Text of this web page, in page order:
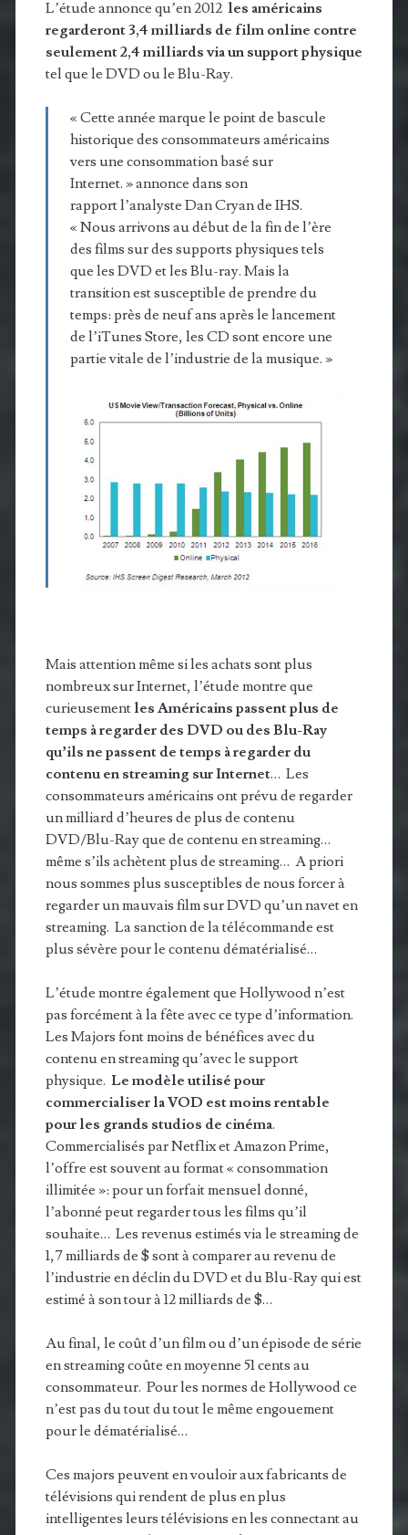
L’étude annonce qu’en 2012 les américains
regarderont 3,4 milliards de film online contre
seulement 2,4 milliards via un support physique
tel que le DVD ou le Blu-Ray.
« Cette année marque le point de bascule
historique des consommateurs américains
vers une consommation basé sur
Internet. » annonce dans son
rapport l’analyste Dan Cryan de IHS.
« Nous arrivons au début de la fin de l’ère
des films sur des supports physiques tels
que les DVD et les Blu-ray. Mais la
transition est susceptible de prendre du
temps: près de neuf ans après le lancement
de l’iTunes Store, les CD sont encore une
partie vitale de l’industrie de la musique. »
Mais attention même si les achats sont plus
nombreux sur Internet, l’étude montre que
curieusement les Américains passent plus de
temps à regarder des DVD ou des Blu-Ray
qu’ils ne passent de temps à regarder du
contenu en streaming sur Internet… Les
consommateurs américains ont prévu de regarder
un milliard d’heures de plus de contenu
DVD/Blu-Ray que de contenu en streaming…
même s’ils achètent plus de streaming… A priori
nous sommes plus susceptibles de nous forcer à
regarder un mauvais film sur DVD qu’un navet en
streaming. La sanction de la télécommande est
plus sévère pour le contenu dématérialisé…
L’étude montre également que Hollywood n’est
pas forcément à la fête avec ce type d’information.
Les Majors font moins de bénéfices avec du
contenu en streaming qu’avec le support
physique. Le modèle utilisé pour
commercialiser la VOD est moins rentable
pour les grands studios de cinéma.
Commercialisés par Netflix et Amazon Prime,
l’offre est souvent au format « consommation
illimitée »: pour un forfait mensuel donné,
l’abonné peut regarder tous les films qu’il
souhaite… Les revenus estimés via le streaming de
1,7 milliards de $ sont à comparer au revenu de
l’industrie en déclin du DVD et du Blu-Ray qui est
estimé à son tour à 12 milliards de $…
Au final, le coût d’un film ou d’un épisode de série
en streaming coûte en moyenne 51 cents au
consommateur. Pour les normes de Hollywood ce
n’est pas du tout du tout le même engouement
pour le dématérialisé…
Ces majors peuvent en vouloir aux fabricants de
télévisions qui rendent de plus en plus
intelligentes leurs télévisions en les connectant au